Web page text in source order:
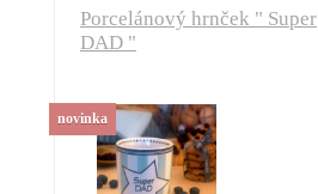
Porcelánový hrnček " Super
DAD "
novinka